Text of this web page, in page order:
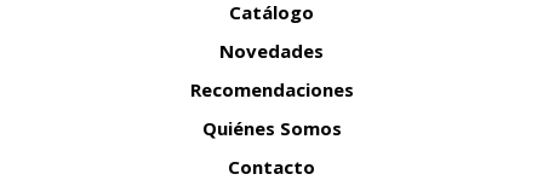
Catálogo
Novedades
Recomendaciones
Quiénes Somos
Contacto